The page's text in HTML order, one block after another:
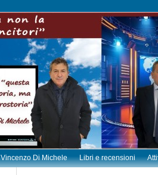
Vincenzo Di Michele Libri e recensioni